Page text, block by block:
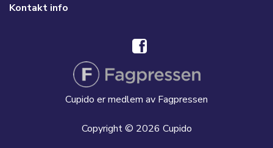
Kontakt info
Cupido er medlem av Fagpressen
Copyright © 2026 Cupido